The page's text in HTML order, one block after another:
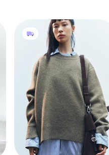
2498 грн 4
ZARA
Светр оверсайз zara із
вовни
36 / S / 44 і ще 3